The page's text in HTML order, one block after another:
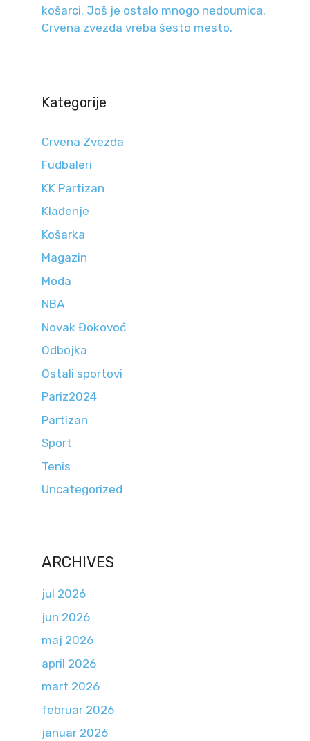
košarci. Još je ostalo mnogo nedoumica.
Crvena zvezda vreba šesto mesto.
Kategorije
Crvena Zvezda
Fudbaleri
KK Partizan
Klađenje
Košarka
Magazin
Moda
NBA
Novak Đokovoć
Odbojka
Ostali sportovi
Pariz2024
Partizan
Sport
Tenis
Uncategorized
ARCHIVES
jul 2026
jun 2026
maj 2026
april 2026
mart 2026
februar 2026
januar 2026